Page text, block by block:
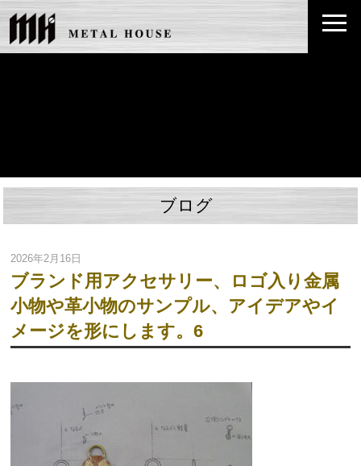
ブログ
2026年2月16日
ブランド用アクセサリー、ロゴ入り金属
小物や革小物のサンプル、アイデアやイ
メージを形にします。6